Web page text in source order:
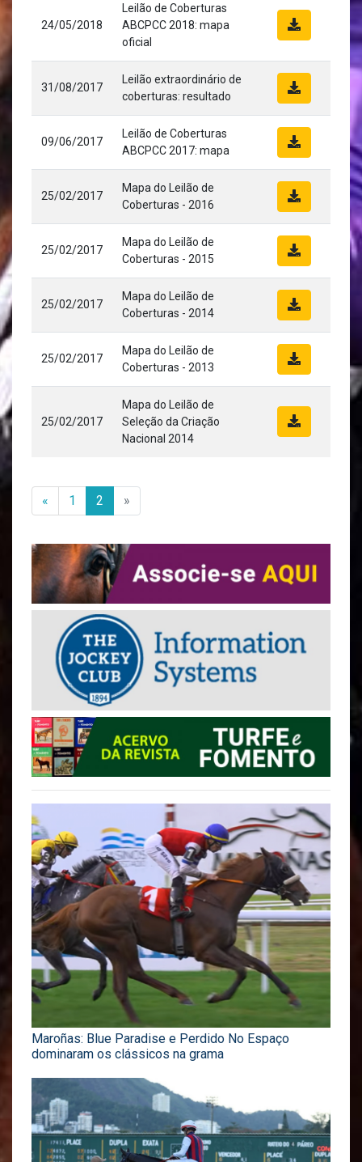
24/05/2018
Leilão de Coberturas
ABCPCC 2018: mapa
oficial
31/08/2017
Leilão extraordinário de
coberturas: resultado
09/06/2017
Leilão de Coberturas
ABCPCC 2017: mapa
25/02/2017
Mapa do Leilão de
Coberturas - 2016
25/02/2017
Mapa do Leilão de
Coberturas - 2015
25/02/2017
Mapa do Leilão de
Coberturas - 2014
25/02/2017
Mapa do Leilão de
Coberturas - 2013
25/02/2017
Mapa do Leilão de
Seleção da Criação
Nacional 2014
« 1 2 »
Maroñas: Blue Paradise e Perdido No Espaço
dominaram os clássicos na grama